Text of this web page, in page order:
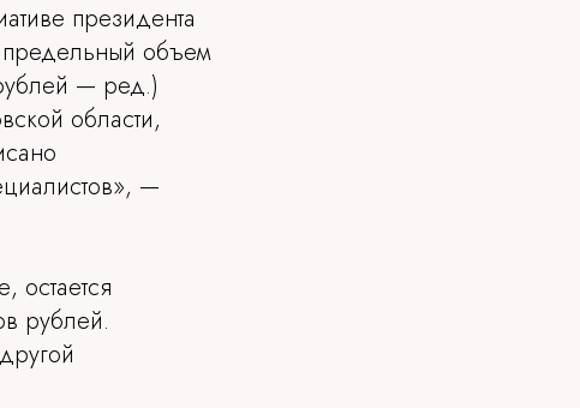
президента
предельный объем
— ред.)
области,
—
остается
рублей.